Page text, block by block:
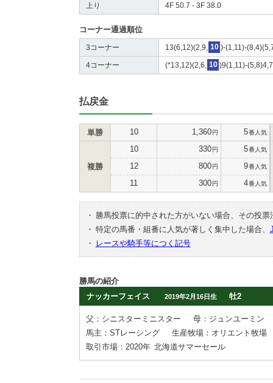
上り 4F 50.7 - 3F 38.0
コーナー通過順位
3コーナー 13(6,12)(2,9, 10 )-(1,11)-
4コーナー (*13,12)(2,6, 10 )9(1,11)-
払戻金
単勝 10 1,360円 5番人気
複勝
10 330円 5番人気
12 800円 9番人気
11 300円 4番人気
・
勝馬投票に的中された方がいない場合、その投
・ 特定の馬番・組番に人気が著しく集中した場合、
・
レースや騎手等につく記号
勝馬の紹介
ナッカーフェイス
2019年2月16日生 牡2
父：シニスターミニスター
母：ジュンユーミン
馬主：STレーシング
生産牧場：オリエント牧場
取引市場：2020年 北海道サマーセール